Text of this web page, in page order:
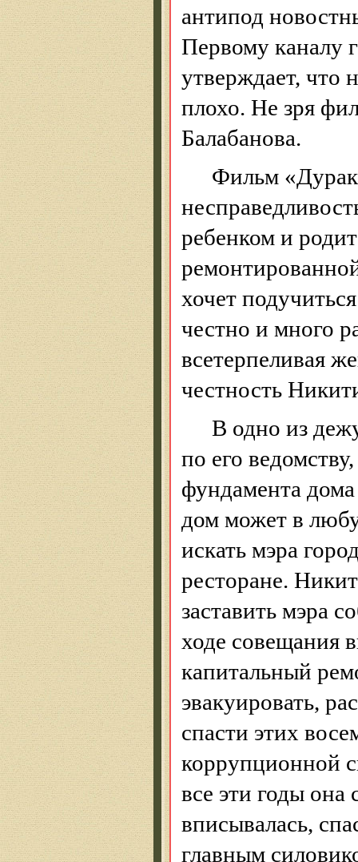
антипод
Первому каналу
утверждает, что
плохо. Не зря
Балабанова.
Фильм «Дурак
ребенком и
хочет
честно и много
всетерпеливая
честность
В одно из
по его
фундамента
дом может в
искать мэра
ресторане.
заставить мэра
ходе совещания
капитальный
эвакуировать,
спасти этих
коррупционной
все эти годы она
вписывалась,
главным